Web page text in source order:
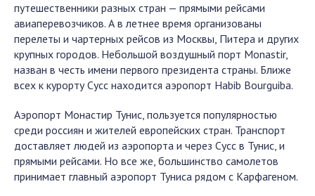
путешественники разных стран — прямыми рейсами
авиаперевозчиков. А в летнее время организованы
перелеты и чартерных рейсов из Москвы, Питера и других
крупных городов. Небольшой воздушный порт Monastir,
назван в честь имени первого президента страны. Ближе
всех к курорту Сусс находится аэропорт Habib Bourguiba.
Аэропорт Монастир Тунис, пользуется популярностью
среди россиян и жителей европейских стран. Транспорт
доставляет людей из аэропорта и через Сусс в Тунис, и
прямыми рейсами. Но все же, большинство самолетов
принимает главный аэропорт Туниса рядом с Карфагеном.